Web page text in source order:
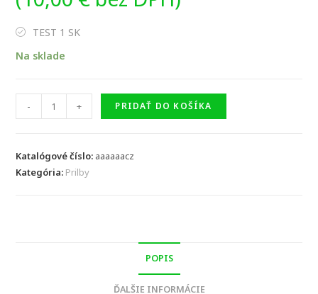
TEST 1 SK
Na sklade
-
množstvo
TEST
SK
+ PRIDAŤ DO KOŠÍKA
Katalógové číslo: aaaaaacz
Kategória: Prilby
POPIS
ĎALŠIE INFORMÁCIE